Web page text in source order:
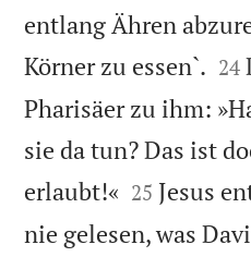
entlang Ähren
Körner zu essen`. 

24
Pharisäer zu ihm:
sie da tun? Das ist
erlaubt!« 

25 Jesus
nie gelesen, was